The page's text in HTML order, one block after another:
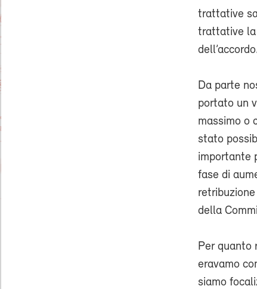
trattative
trattative la
Da parte
portato un
massimo o
stato
importante
fase di
della
Per quanto
eravamo
siamo